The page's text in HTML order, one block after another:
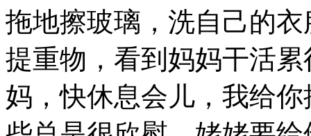
拖地擦玻璃，洗自己的
提重物，看到妈妈干活
妈，快休息会儿，我给